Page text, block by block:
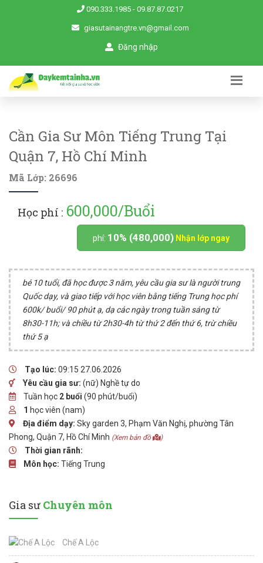
090.333.1985 - 09.87.87.0217
giasutainangtre.vn@gmail.com
Đăng nhập
Cần Gia Sư Môn Tiếng Trung Tại
Quận 7, Hồ Chí Minh
Mã Lớp: 26696
Học phí : 600,000/Buổi
phí: 10% (480,000) Nhận lớp ngay
bé 10 tuổi, đã học được 3 năm, yêu cầu gia sư là người trung
Quốc dạy, và giao tiếp với học viên bằng tiếng Trung học phí
600k/ buổi/ 90 phút ạ, dạ các ngày trong tuần sáng từ
8h30-11h; và chiều từ 2h30-4h từ thứ 2 đến thứ 6, trừ chiều
thứ 5 ạ
Tạo lúc: 09:15 27.06.2026
Yêu cầu gia sư: (nữ) Nghề tự do
Tuần học 2 buổi (90 phút/buổi)
1 học viên (nam)
Địa điểm dạy: Sky garden 3, Phạm Văn Nghị, phường Tân
Phong, Quận 7, Hồ Chí Minh (Xem bản đồ )
Thời gian rãnh:
Môn học: Tiếng Trung
Gia sư Chuyên môn
Chế A Lộc